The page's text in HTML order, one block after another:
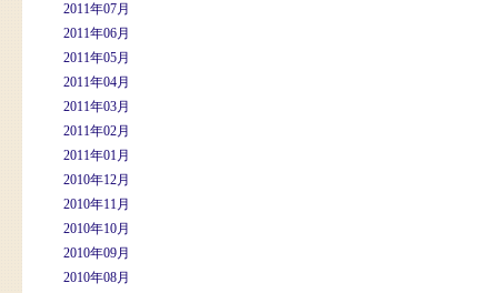
2011年07月
2011年06月
2011年05月
2011年04月
2011年03月
2011年02月
2011年01月
2010年12月
2010年11月
2010年10月
2010年09月
2010年08月